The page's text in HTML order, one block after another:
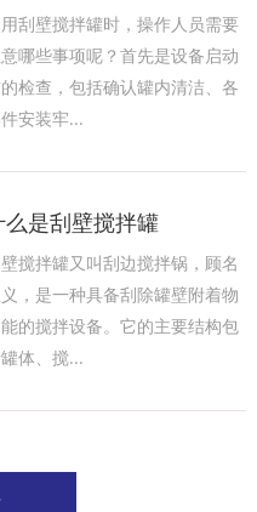
刮壁搅拌罐时，操作人员需要
哪些事项呢？首先是设备启动
检查，包括确认罐内清洁、各
安装牢...
么是刮壁搅拌罐
搅拌罐又叫刮边搅拌锅，顾名
，是一种具备刮除罐壁附着物
的搅拌设备。它的主要结构包
体、搅...